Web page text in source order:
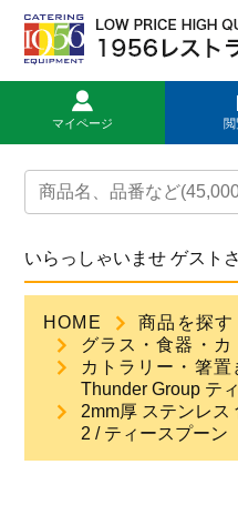
マイページ 閲
トップページ
新規登録
商品一覧
ご利用ガイド
いらっしゃいませ ゲスト
HOME
商品を探す
グラス・食器・カ
カトラリー・箸置
Thunder Group テ
2mm厚 ステンレス
2 / ティースプーン